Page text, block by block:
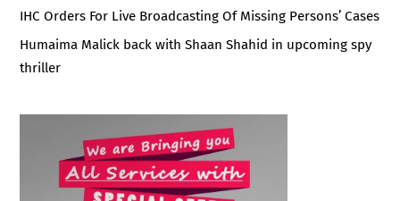
IHC Orders For Live Broadcasting Of Missing Persons’ Cases
Humaima Malick back with Shaan Shahid in upcoming spy
thriller